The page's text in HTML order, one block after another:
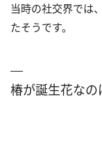
当時の社交界では
たそうです。
椿が誕生花なの